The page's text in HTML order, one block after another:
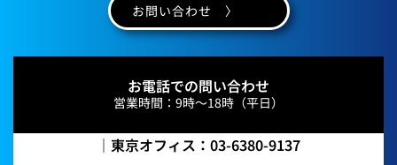
お問い合わせ 〉
お電話での問い合わせ
営業時間：9時～18時（平日）
｜東京オフィス：03-6380-9137